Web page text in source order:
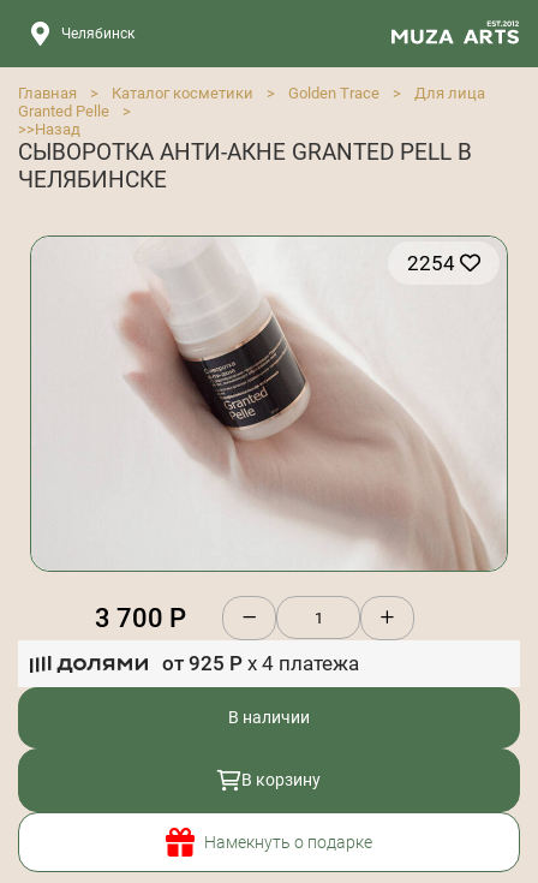
Челябинск
Главная > Каталог косметики > Golden Trace >
Для лица
Granted Pelle
>
>>Назад
СЫВОРОТКА АНТИ-АКНЕ GRANTED PELL В
ЧЕЛЯБИНСКЕ
2254
3 700 Р
от 925 Р x 4 платежа
В наличии
В корзину
Намекнуть о подарке